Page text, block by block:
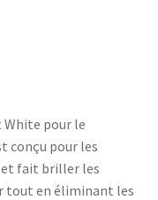
White pour le
conçu pour les
fait briller les
tout en éliminant les